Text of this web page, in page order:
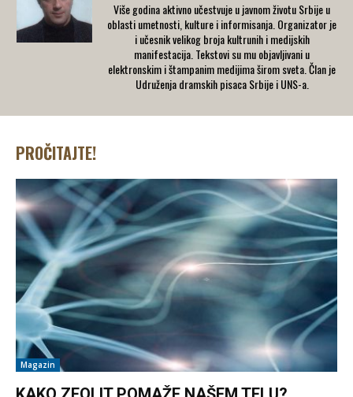
Više godina aktivno učestvuje u javnom životu Srbije u
oblasti umetnosti, kulture i informisanja. Organizator je
i učesnik velikog broja kultrunih i medijskih
manifestacija. Tekstovi su mu objavljivani u
elektronskim i štampanim medijima širom sveta. Član je
Udruženja dramskih pisaca Srbije i UNS-a.
PROČITAJTE!
Magazin